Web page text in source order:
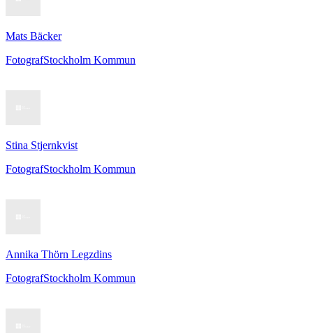
Mats Bäcker
FotografStockholm Kommun
Stina Stjernkvist
FotografStockholm Kommun
Annika Thörn Legzdins
FotografStockholm Kommun